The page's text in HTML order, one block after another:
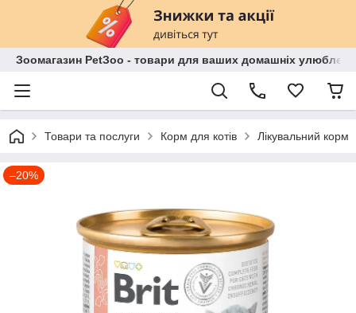
Зоомагазин PetЗoo - товари для ваших домашніх
Товари та послуги Корм для котів Лікувальний корм
–20%